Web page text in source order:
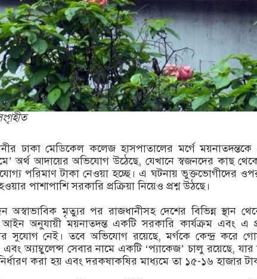
ঢাকা মেডিকেল কলেজ হাসপাতালের মর্গে ময়নাতদন্তকে
অর্থ আদায়ের অভিযোগ উঠেছে, যেখানে স্বজনদের কাছ থেকে
পরিমাণ টাকা নেওয়া হচ্ছে। এ ঘটনায় ভুক্তভোগীদের
পাশাপাশি সরকারি প্রক্রিয়া নিয়েও প্রশ্ন উঠছে।
অস্বাভাবিক মৃত্যুর পর রাজধানীসহ দেশের বিভিন্ন স্থান
আইন অনুযায়ী ময়নাতদন্ত একটি সরকারি কার্যক্রম এবং এ
সুযোগ নেই। তবে অভিযোগ রয়েছে, মর্গকে কেন্দ্র করে
অ্যাম্বুলেন্স সেবার নামে একটি ‘প্যাকেজ’ চালু রয়েছে,
নির্ধারণ করা হয় এবং দরকষাকষির মাধ্যমে তা ১৫-১৬ হাজার